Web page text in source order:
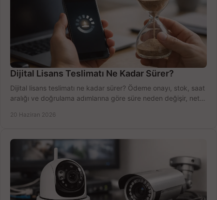
Dijital Lisans Teslimatı Ne Kadar Sürer?
Dijital lisans teslimatı ne kadar sürer? Ödeme onayı, stok, saat
aralığı ve doğrulama adımlarına göre süre neden değişir, net
20 Haziran 2026